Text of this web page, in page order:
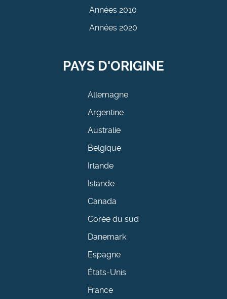
Années 2010
Années 2020
PAYS D'ORIGINE
Allemagne
Argentine
Australie
Belgique
Irlande
Islande
Canada
Corée du sud
Danemark
Espagne
États-Unis
France